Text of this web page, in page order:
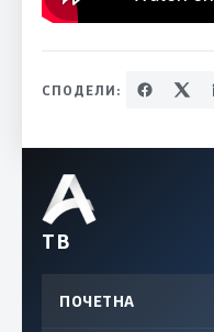
СПОДЕЛИ:
ТВ
ПОЧЕТНА